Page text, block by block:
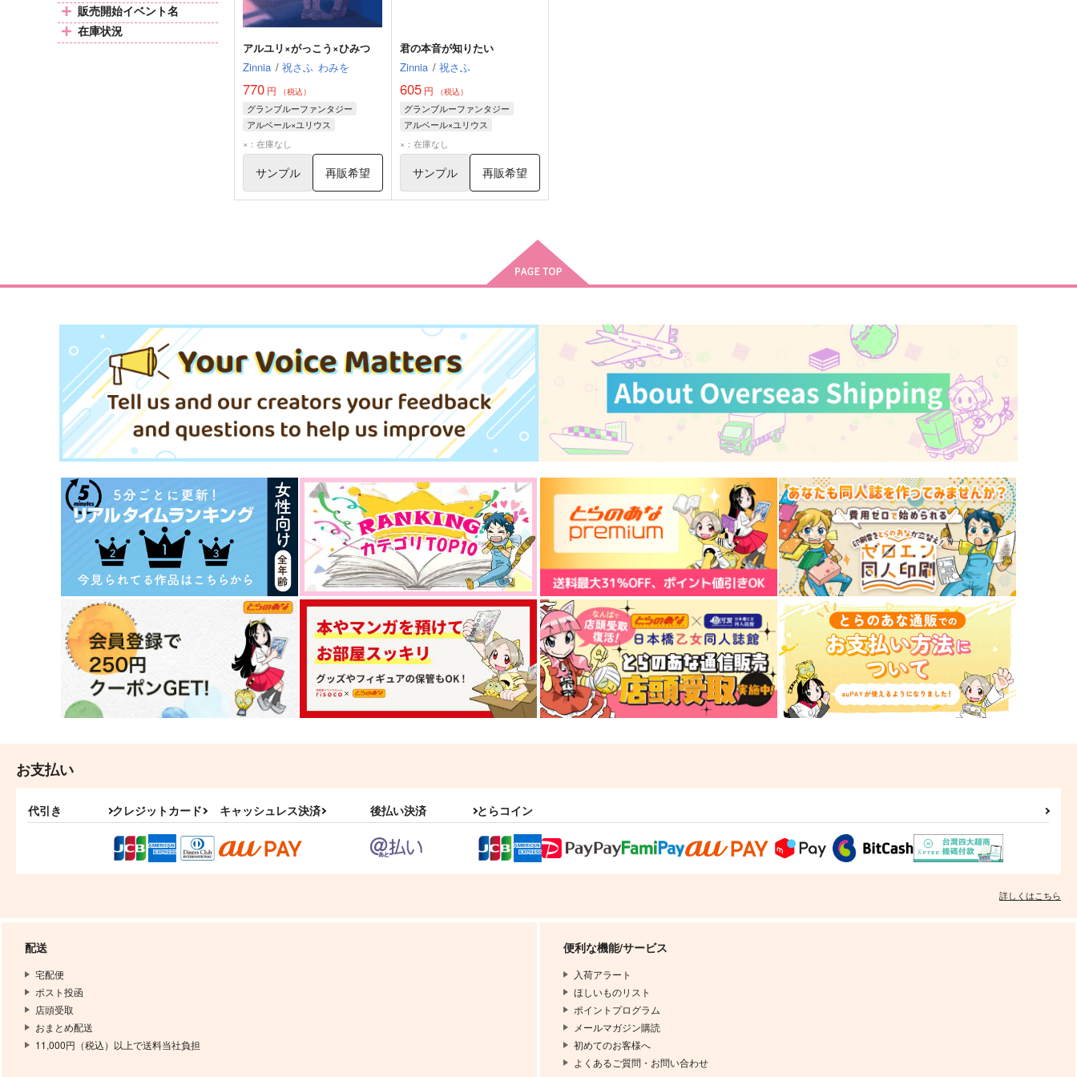
販売開始イベント名
在庫状況
アルユリ×がっこう×ひみつ
Zinnia / 祝さふ わみを
770 円 （税込）
グランブルーファンタジー
アルベール×ユリウス
アルベール
×：在庫なし
サンプル 再販希望
君の本音が知りたい
Zinnia / 祝さふ
605円 （税込）
グランブルーファンタジー
アルベール×ユリウス
ユリウス
×：在庫なし
サンプル 再販希望
お支払い
代引き クレジットカード キャッシュレス決済 後払い決済 とらコイン
詳しくはこちら
配送
宅配便
ポスト投函
店頭受取
おまとめ配送
11,000円（税込）以上で送料当社負担
便利な機能/サービス
入荷アラート
ほしいものリスト
ポイントプログラム
メールマガジン購読
初めてのお客様へ
よくあるご質問・お問い合わせ